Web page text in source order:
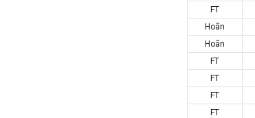
FT
Hoãn
Hoãn
FT
FT
FT
FT